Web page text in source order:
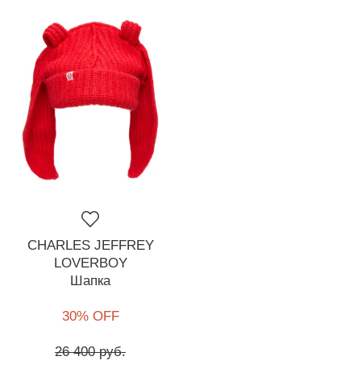
CHARLES JEFFREY
LOVERBOY
Шапка
30% OFF
26 400 руб.